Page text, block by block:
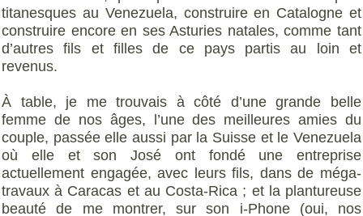
titanesques au Venezuela, construire en Catalogne et
construire encore en ses Asturies natales, comme tant
d’autres fils et filles de ce pays partis au loin et
revenus.
À table, je me trouvais à côté d’une grande belle
femme de nos âges, l’une des meilleures amies du
couple, passée elle aussi par la Suisse et le Venezuela
où elle et son José ont fondé une entreprise
actuellement engagée, avec leurs fils, dans de méga-
travaux à Caracas et au Costa-Rica ; et la plantureuse
beauté de me montrer, sur son i-Phone (oui, nos